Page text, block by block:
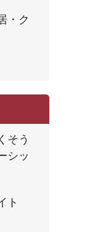
・ク
そう
シッ
ト